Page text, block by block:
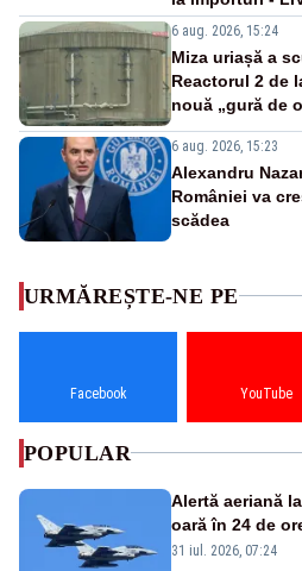
6 aug. 2026, 15:24
Miza uriașă a
Reactorul 2 de
nouă „gură de
6 aug. 2026, 15:23
Alexandru
României va
scădea
URMĂREȘTE-NE PE
Facebook YouTube
POPULAR
Alertă aeriană
oară în 24 de
Eurofighter
31 iul. 2026, 07:24